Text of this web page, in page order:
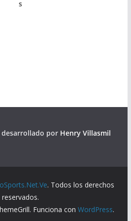
s
por Henry Villasmil
. Todos los derechos
reservados.
Funciona conWordPress.